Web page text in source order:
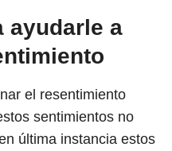
ayudarle a
el resentimiento
sentimientos no
última instancia estos